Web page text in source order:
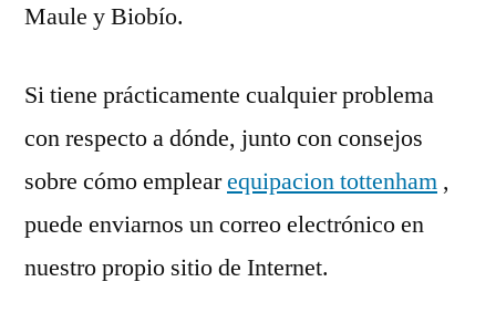
Maule y Biobío.
Si tiene prácticamente cualquier problema
con respecto a dónde, junto con consejos
sobre cómo emplearequipacion tottenham ,
puede enviarnos un correo electrónico en
nuestro propio sitio de Internet.